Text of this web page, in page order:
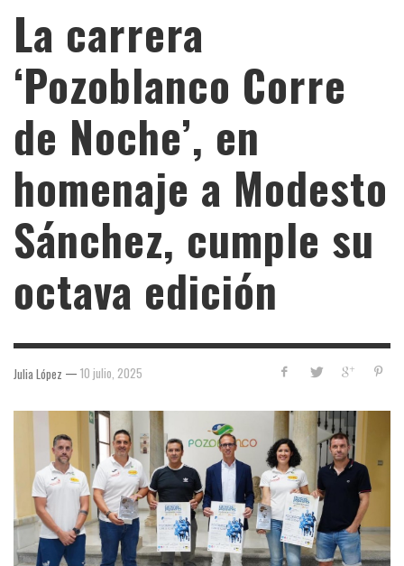
La carrera
‘Pozoblanco Corre
de Noche’, en
homenaje a Modesto
Sánchez, cumple su
octava edición
Julia López — 10 julio, 2025